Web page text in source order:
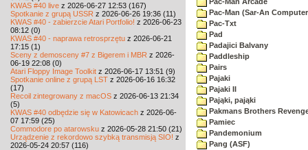
KWAS #40 live z 2026-06-27 12:53 (167)
Spotkanie z grupą USSR z 2026-06-26 19:36 (11)
KWAS #40 - zabierzcie Atari Portfolio! z 2026-06-23
08:12 (0)
KWAS #40 - naprawa retrosprzętu z 2026-06-21
17:15 (1)
Sceny z demosceny #7 z Bigerem i MBR z 2026-
06-19 22:08 (0)
Atari Floppy Image Toolkit z 2026-06-17 13:51 (9)
Spotkanie online z grupą LST z 2026-06-16 16:32
(17)
Recoil zintegrowany z macOS z 2026-06-13 21:34
(5)
KWAS #40 odbędzie się w Katowicach z 2026-06-
07 17:59 (25)
Commodore po atarowsku z 2026-05-28 21:50 (21)
Urządzenie z rekordowo szybką transmisją SIO! z
2026-05-24 20:57 (116)
Pac-Man (Sar-An
Pac-Txt
Pad
Padajici Balvany
Paddleship
Pairs
Pajaki
Pajaki II
Pająki, pająki
Pakmans Brothers
Pamiec
Pandemonium
Pang (ASF)